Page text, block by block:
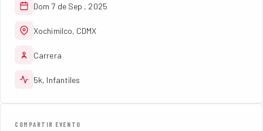
Dom 7 de Sep , 2025
Xochimilco, CDMX
Carrera
5k, Infantiles
COMPARTIR EVENTO